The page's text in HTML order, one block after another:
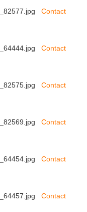
Contact
Contact
Contact
Contact
Contact
Contact